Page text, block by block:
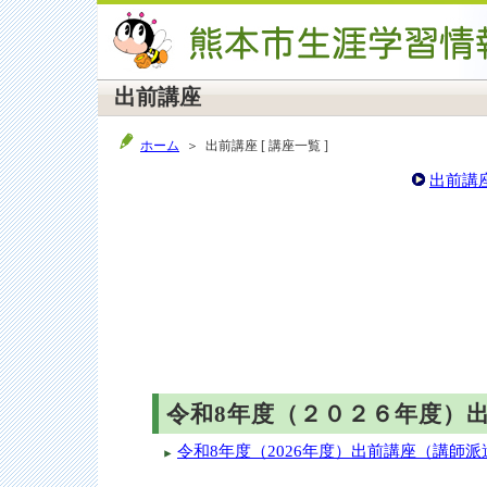
出前講座
ホーム ＞ 出前講座 [ 講座一覧 ]
出前講
令和8年度（２０２６年度）
令和8年度（2026年度）出前講座（講師派